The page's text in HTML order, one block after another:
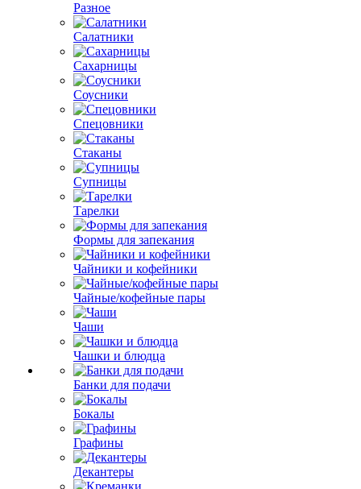
Разное
Салатники
Сахарницы
Соусники
Спецовники
Стаканы
Супницы
Тарелки
Формы для запекания
Чайники и кофейники
Чайные/кофейные пары
Чаши
Чашки и блюдца
Банки для подачи
Бокалы
Графины
Декантеры